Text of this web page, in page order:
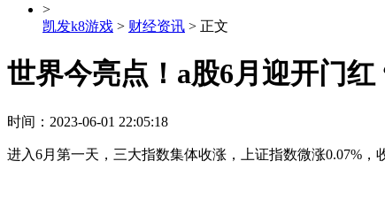
>
凯发k8游戏 > 财经资讯 > 正文
世界今亮点！a股6月迎开门
时间：2023-06-01 22:05:18
进入6月第一天，三大指数集体收涨，上证指数微涨0.07%，